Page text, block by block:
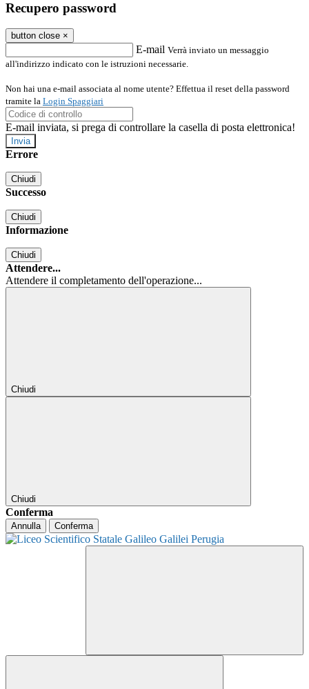
Recupero password
button close ×
E-mail Verrà inviato un messaggio
all'indirizzo indicato con le istruzioni necessarie.
Non hai una e-mail associata al nome utente? Effettua il reset della password
tramite la Login Spaggiari
E-mail inviata, si prega di controllare la casella di posta elettronica!
Errore
Chiudi
Successo
Chiudi
Informazione
Chiudi
Attendere...
Attendere il completamento dell'operazione...
Chiudi
Chiudi
Conferma
Annulla Conferma